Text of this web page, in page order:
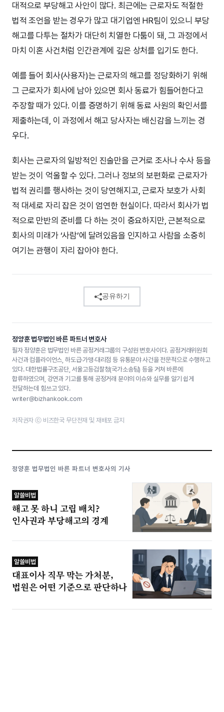
대적으로 부당해고 사안이 많다. 최근에는 근로자도 적절한
법적 조언을 받는 경우가 많고 대기업엔 HR팀이 있으니 부당
해고를 다투는 절차가 대단히 치열한 다툼이 돼, 그 과정에서
마치 이혼 사건처럼 인간관계에 깊은 상처를 입기도 한다.
예를 들어 회사(사용자)는 근로자의 해고를 정당화하기 위해
그 근로자가 회사에 남아 있으면 회사 동료가 힘들어한다고
주장할 때가 있다. 이를 증명하기 위해 동료 사원의 확인서를
제출하는데, 이 과정에서 해고 당사자는 배신감을 느끼는 경
우다.
회사는 근로자의 일방적인 진술만을 근거로 조사나 수사 등을
받는 것이 억울할 수 있다. 그러나 정보의 보편화로 근로자가
법적 권리를 행사하는 것이 당연해지고, 근로자 보호가 사회
적 대세로 자리 잡은 것이 엄연한 현실이다. 따라서 회사가 법
적으로 만반의 준비를 다 하는 것이 중요하지만, 근본적으로
회사의 미래가 ‘사람’에 달려있음을 인지하고 사람을 소중히
여기는 관행이 자리 잡아야 한다.
공유하기
정양훈 법무법인 바른 파트너 변호사
필자 정양훈은 법무법인 바른 공정거래그룹의 구성원 변호사이다. 공정거래위원회
사건과 컴플라이언스, 하도급·가맹·대리점 등 유통분야 사건을 전문적으로 수행하고
있다. 대한법률구조공단, 서울고등검찰청(국가소송팀) 등을 거쳐 바른에
합류하였으며, 강연과 기고를 통해 공정거래 분야의 이슈와 실무를 알기 쉽게
전달하는데 힘쓰고 있다.
writer@bizhankook.com
저작권자 ⓒ 비즈한국 무단전재 및 재배포 금지
정양훈 법무법인 바른 파트너 변호사의 기사
알쓸비법
해고 못 하니 고립 배치?
인사권과 부당해고의 경계
알쓸비법
대표이사 직무 막는 가처분,
법원은 어떤 기준으로 판단하나